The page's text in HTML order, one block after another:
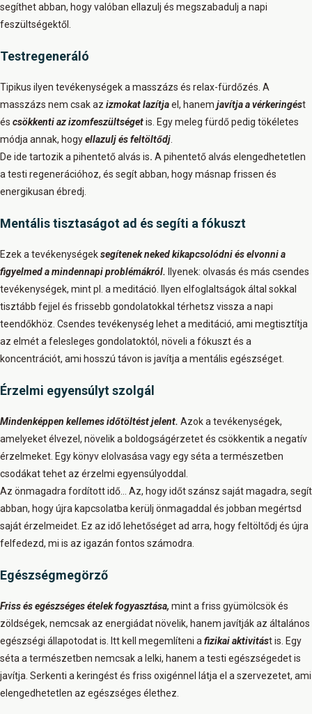
segíthet abban, hogy valóban ellazulj és megszabadulj a napi
feszültségektől.
Testregeneráló
Tipikus ilyen tevékenységeka masszázs és relax-fürdőzés. A
masszázs nem csak az izmokat lazítjael, hanem javítja a vérkeringést
és csökkenti az izomfeszültségetis. Egy meleg fürdő pedig tökéletes
módja annak, hogyellazulj és feltöltődj
De ide tartozik a pihentető alvás is. A pihentető alvás elengedhetetlen
a testi regenerációhoz, és segít abban, hogy másnap frissen és
energikusan ébredj.
Mentális tisztaságot ad és segíti a fókuszt
Ezek a tevékenységeksegítenek neked kikapcsolódni és elvonni a
figyelmed a mindennapi problémákról. Ilyenek: olvasás és más csendes
tevékenységek, mint pl. a meditáció. Ilyen elfoglaltságok által sokkal
tisztább fejjel és frissebb gondolatokkal térhetsz vissza a napi
teendőkhöz. Csendes tevékenység lehet a meditáció, ami megtisztítja
az elmét a felesleges gondolatoktól, növeli a fókuszt és a
koncentrációt, ami hosszú távon is javítja a mentális egészséget.
Érzelmi egyensúlyt szolgál
Mindenképpen kellemes időtöltést jelent. Azok a tevékenységek,
amelyeket élvezel, növelik a boldogságérzetet és csökkentik a negatív
érzelmeket. Egy könyv elolvasása vagy egy séta a természetben
csodákat tehet az érzelmi egyensúlyoddal.
Az önmagadra fordított idő… Az, hogy időt szánsz saját magadra, segít
abban, hogy újra kapcsolatba kerülj önmagaddal és jobban megértsd
saját érzelmeidet. Ez az idő lehetőséget ad arra, hogy feltöltődj és újra
felfedezd, mi is az igazán fontos számodra.
Egészségmegörző
Friss és egészséges ételekfogyasztása, mint a friss gyümölcsök és
zöldségek, nemcsak az energiádat növelik, hanem javítják az általános
egészségi állapotodat is. Itt kell megemlíteni a fizikai aktivitást is. Egy
séta a természetben nemcsak a lelki, hanem a testi egészségedet is
javítja. Serkenti a keringést és friss oxigénnel látja el a szervezetet, ami
elengedhetetlen az egészséges élethez.